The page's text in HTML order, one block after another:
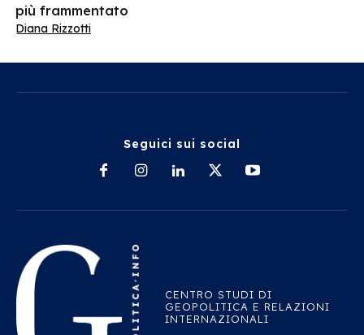
più frammentato
Diana Rizzotti
Seguici sui social
CENTRO STUDI DI
GEOPOLITICA E RELAZIONI
INTERNAZIONALI